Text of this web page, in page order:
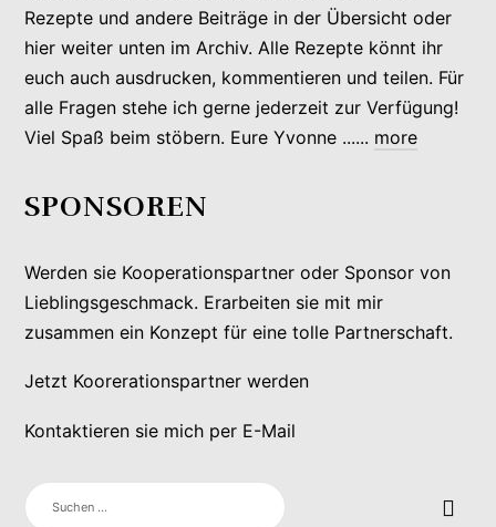
Rezepte und andere Beiträge in der Übersicht oder
hier weiter unten im Archiv. Alle Rezepte könnt ihr
euch auch ausdrucken, kommentieren und teilen. Für
alle Fragen stehe ich gerne jederzeit zur Verfügung!
Viel Spaß beim stöbern. Eure Yvonne ...... more
SPONSOREN
Werden sie Kooperationspartner oder Sponsor von
Lieblingsgeschmack. Erarbeiten sie mit mir
zusammen ein Konzept für eine tolle Partnerschaft.
Jetzt Koorerationspartner werden
Kontaktieren sie mich per E-Mail
SUCHEN
NACH: